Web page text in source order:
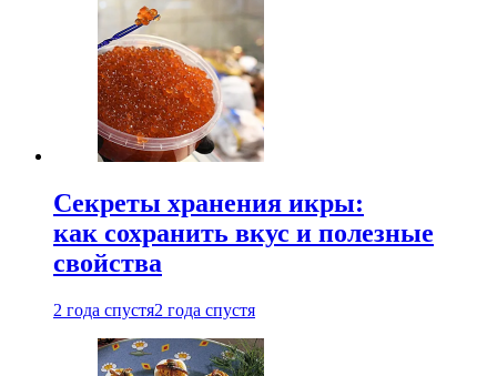
Секреты хранения икры:
как сохранить вкус и полезные
свойства
2 года спустя2 года спустя